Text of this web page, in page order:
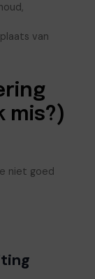
van
mis?)
niet goed